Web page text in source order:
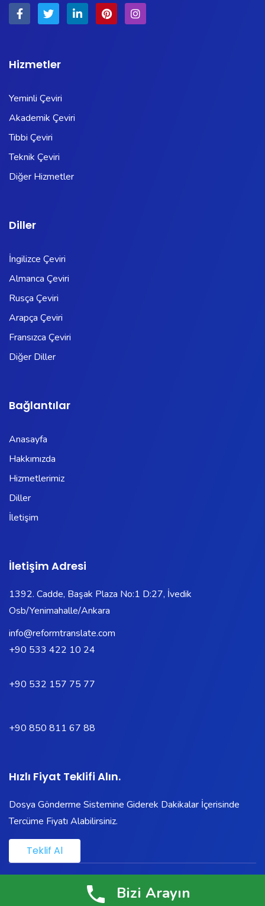
Hizmetler
Yeminli Çeviri
Akademik Çeviri
Tıbbi Çeviri
Teknik Çeviri
Diğer Hizmetler
Diller
İngilizce Çeviri
Almanca Çeviri
Rusça Çeviri
Arapça Çeviri
Fransızca Çeviri
Diğer Diller
Bağlantılar
Anasayfa
Hakkımızda
Hizmetlerimiz
Diller
İletişim
İletişim Adresi
1392. Cadde, Başak Plaza No:1 D:27, İvedik
Osb/Yenimahalle/Ankara
info@reformtranslate.com
+90 533 422 10 24
+90 532 157 75 77
+90 850 811 67 88
Hızlı Fiyat Teklifi Alın.
Dosya Gönderme Sistemine Giderek Dakikalar İçerisinde
Tercüme Fiyatı Alabilirsiniz.
Teklif Al
ReformTranslate.com ®
İştirakidir.
Bizi Arayın